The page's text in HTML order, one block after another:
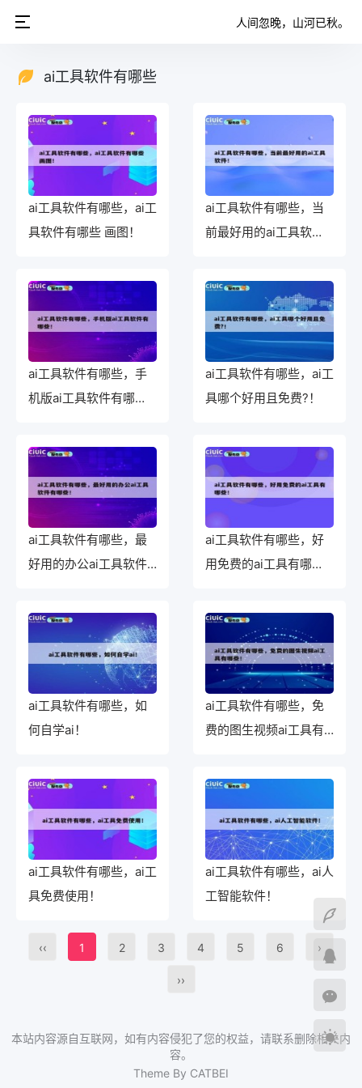
人间忽晚，山河已秋。
ai工具软件有哪些
ai工具软件有哪些，ai工
具软件有哪些 画图！
ai工具软件有哪些，当
前最好用的ai工具软
ai工具软件有哪些，手
机版ai工具软件有哪
ai工具软件有哪些，ai工
具哪个好用且免费?！
ai工具软件有哪些，最
好用的办公ai工具软件
ai工具软件有哪些，好
用免费的ai工具有哪
ai工具软件有哪些，如
何自学ai！
ai工具软件有哪些，免
费的图生视频ai工具有
ai工具软件有哪些，ai工
具免费使用！
ai工具软件有哪些，ai人
工智能软件！
‹‹ 1 2 3 4 5 6 ›
››
本站内容源自互联网，如有内容侵犯了您的权益，请联系删除相关内
容。
Theme By CATBEI